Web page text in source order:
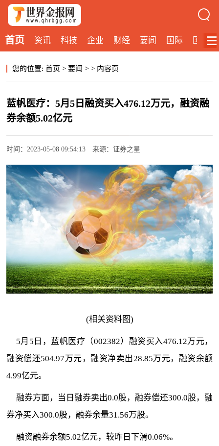
首页 资讯 科技 企业 财经 要闻 国际 国内
您的位置: 首页 > 要闻 > > 内容页
蓝帆医疗：5月5日融资买入476.12万元，融资融
券余额5.02亿元
时间：2023-05-08 09:54:13 来源：证券之星
(相关资料图)
5月5日，蓝帆医疗（002382）融资买入476.12万元，
融资偿还504.97万元，融资净卖出28.85万元，融资余额
4.99亿元。
融券方面，当日融券卖出0.0股，融券偿还300.0股，融
券净买入300.0股，融券余量31.56万股。
融资融券余额5.02亿元，较昨日下滑0.06%。